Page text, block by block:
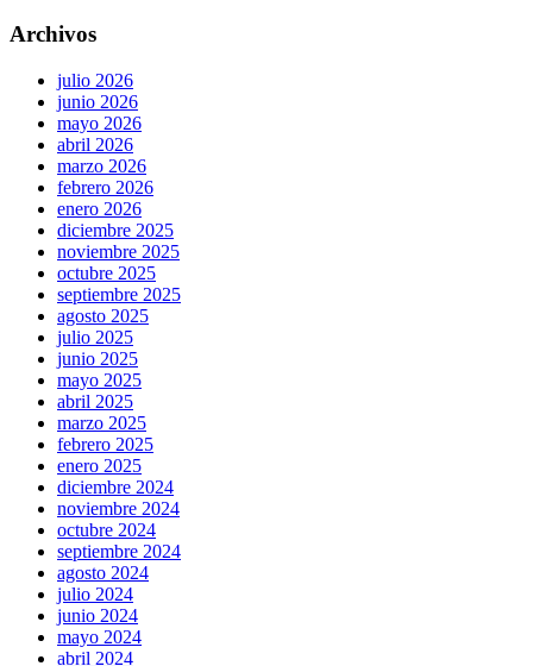
Archivos
julio 2026
junio 2026
mayo 2026
abril 2026
marzo 2026
febrero 2026
enero 2026
diciembre 2025
noviembre 2025
octubre 2025
septiembre 2025
agosto 2025
julio 2025
junio 2025
mayo 2025
abril 2025
marzo 2025
febrero 2025
enero 2025
diciembre 2024
noviembre 2024
octubre 2024
septiembre 2024
agosto 2024
julio 2024
junio 2024
mayo 2024
abril 2024